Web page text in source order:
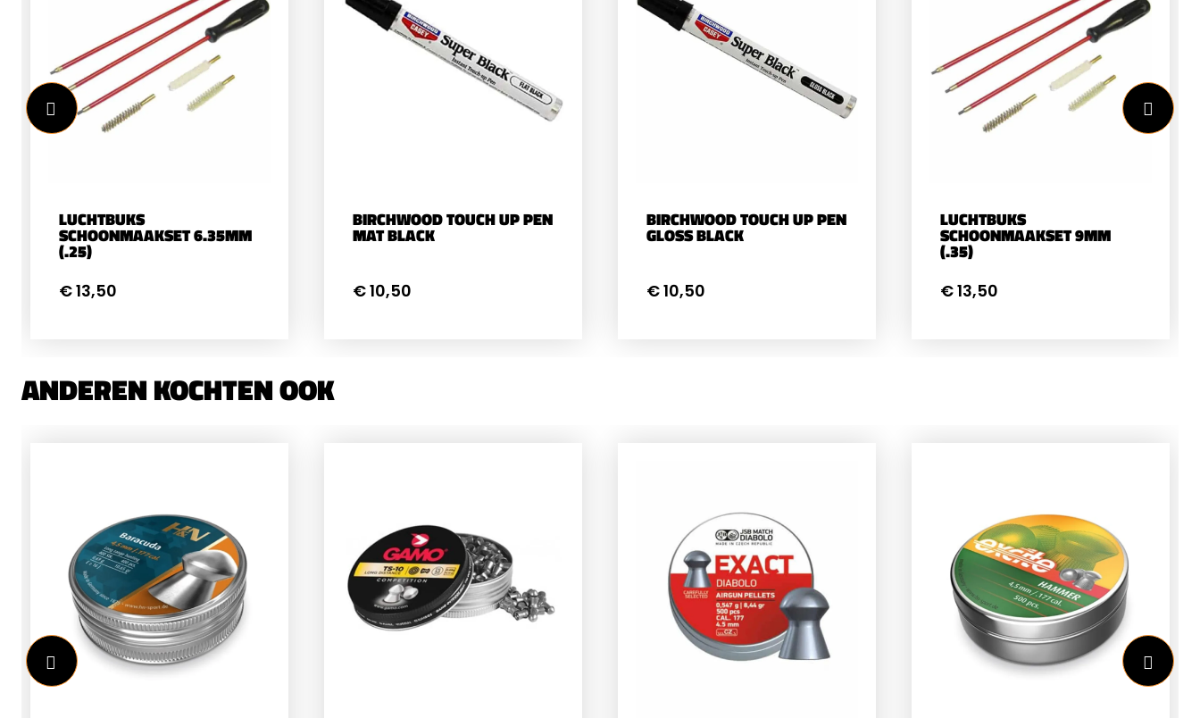
LUCHTBUKS
SCHOONMAAKSET 6.35MM
(.25)
€ 13,50
BIRCHWOOD TOUCH UP PEN
MAT BLACK
€ 10,50
BIRCHWOOD TOUCH UP PEN
GLOSS BLACK
€ 10,50
LUCHTBUKS
SCHOONMAAKSET 9MM
(.35)
€ 13,50
ANDEREN KOCHTEN OOK